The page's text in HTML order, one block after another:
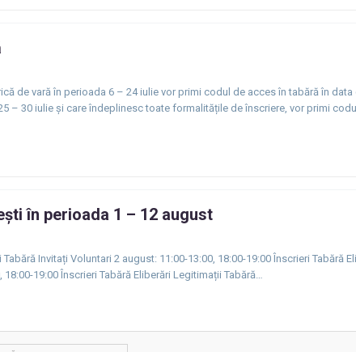
de vară în perioada 6 – 24 iulie vor primi codul de acces în tabără în data
– 30 iulie și care îndeplinesc toate formalitățile de înscriere, vor primi
în perioada 1 – 12 august
Invitați Voluntari 2 august: 11:00-13:00, 18:00-19:00 Înscrieri Tabără
19:00 Înscrieri Tabără Eliberări Legitimații Tabără…